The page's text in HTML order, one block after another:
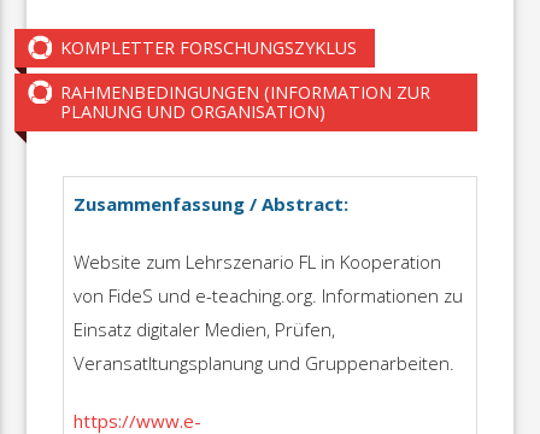
KOMPLETTER FORSCHUNGSZYKLUS
RAHMENBEDINGUNGEN (INFORMATION ZUR
PLANUNG UND ORGANISATION)
Zusammenfassung / Abstract:
Website zum Lehrszenario FL in Kooperation
von FideS und e-teaching.org. Informationen zu
Einsatz digitaler Medien, Prüfen,
Veransatltungsplanung und Gruppenarbeiten.
https://www.e-